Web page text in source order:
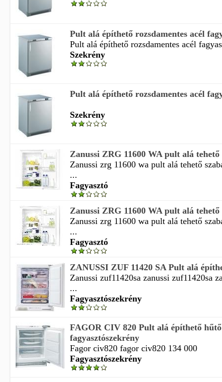
Pult alá építhető rozsdamentes acél
Pult alá építhető rozsdamentes acél
Szekrény
Pult alá építhető rozsdamentes acél
Szekrény
Zanussi ZRG 11600 WA pult alá
Zanussi zrg 11600 wa pult alá tehető
...
Fagyasztó
Zanussi ZRG 11600 WA pult alá
Zanussi zrg 11600 wa pult alá tehető
...
Fagyasztó
ZANUSSI ZUF 11420 SA Pult alá
Zanussi zuf11420sa zanussi zuf11420sa
...
Fagyasztószekrény
FAGOR CIV 820 Pult alá építhető hűtő
fagyasztószekrény
Fagor civ820 fagor civ820 134 000
Fagyasztószekrény